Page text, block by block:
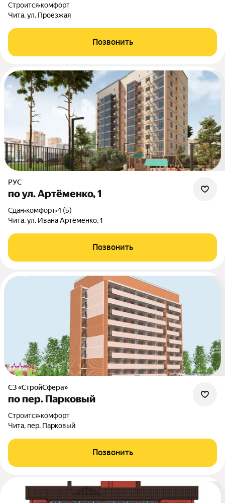
Строится•комфорт
Чита, ул. Проезжая
Позвонить
РУС
по ул. Артёменко, 1
Сдан•комфорт•4 (5)
Чита, ул. Ивана Артёменко, 1
Позвонить
СЗ «СтройСфера»
по пер. Парковый
Строится•комфорт
Чита, пер. Парковый
Позвонить